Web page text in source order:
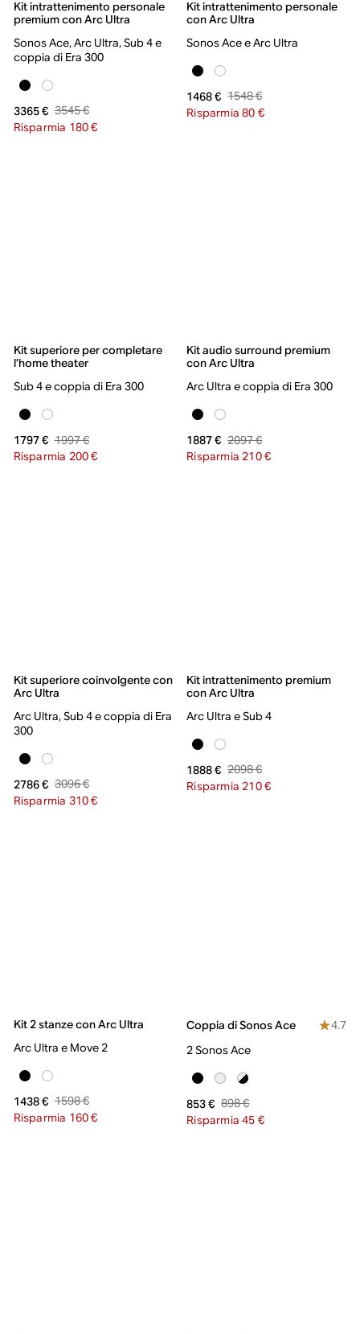
Kit intrattenimento personale
premium con Arc Ultra
Sonos Ace, Arc Ultra, Sub 4 e
coppia di Era 300
3365 € 3545 €
Risparmia 180 €
Kit intrattenimento personale
con Arc Ultra
Sonos Ace e Arc Ultra
1468 € 1548 €
Risparmia 80 €
Kit superiore per completare
l’home theater
Sub 4 e coppia di Era 300
1797 € 1997 €
Risparmia 200 €
Kit audio surround premium
con Arc Ultra
Arc Ultra e coppia di Era 300
1887 € 2097 €
Risparmia 210 €
Kit superiore coinvolgente con
Arc Ultra
Arc Ultra, Sub 4 e coppia di Era
300
2786 € 3096 €
Risparmia 310 €
Kit intrattenimento premium
con Arc Ultra
Arc Ultra e Sub 4
1888 € 2098 €
Risparmia 210 €
Kit 2 stanze con Arc Ultra
Arc Ultra e Move 2
1438 € 1598 €
Risparmia 160 €
Coppia di Sonos Ace
4.7
2 Sonos Ace
853 € 898 €
Risparmia 45 €